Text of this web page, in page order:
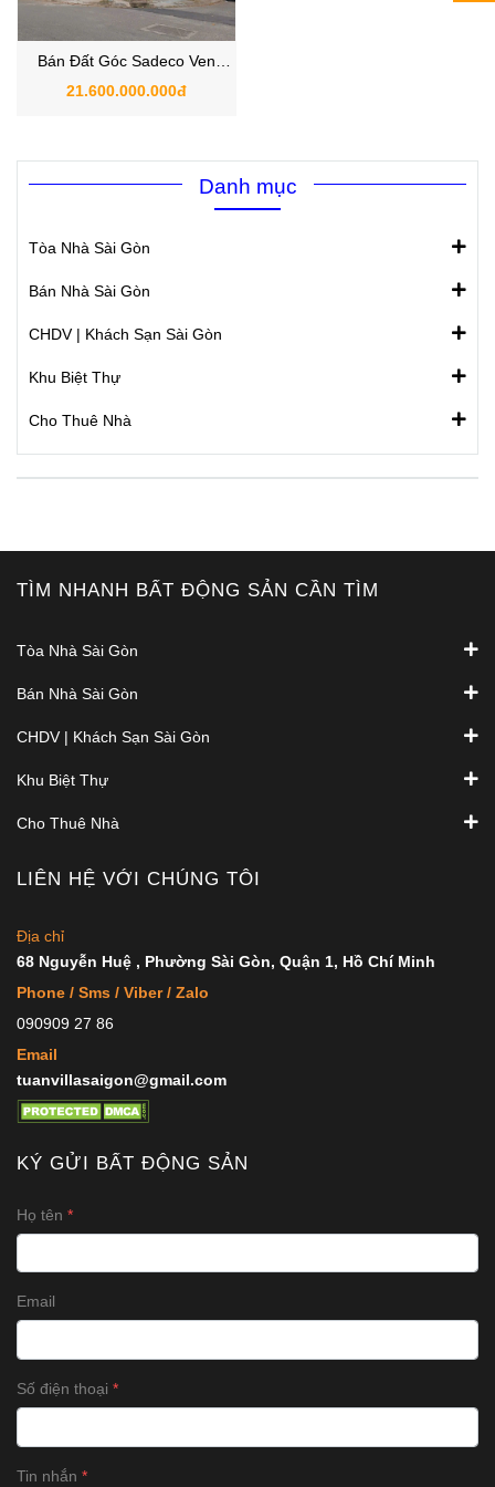
Bán Đất Góc Sadeco Ven
Sông Phường Tân Hưng Quận
21.600.000.000đ
Danh mục
Tòa Nhà Sài Gòn
Bán Nhà Sài Gòn
CHDV | Khách Sạn Sài Gòn
Khu Biệt Thự
Cho Thuê Nhà
TÌM NHANH BẤT ĐỘNG SẢN CẦN TÌM
Tòa Nhà Sài Gòn
Bán Nhà Sài Gòn
CHDV | Khách Sạn Sài Gòn
Khu Biệt Thự
Cho Thuê Nhà
LIÊN HỆ VỚI CHÚNG TÔI
Địa chỉ
68 Nguyễn Huệ , Phường Sài Gòn, Quận 1, Hồ Chí Minh
Phone / Sms / Viber / Zalo
090909 27 86
Email
tuanvillasaigon@gmail.com
KÝ GỬI BẤT ĐỘNG SẢN
Họ tên
Email
Số điện thoại
Tin nhắn